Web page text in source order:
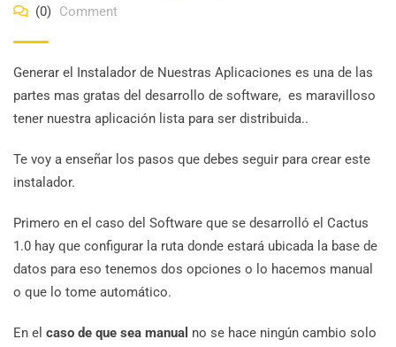
(0) Comment
Generar el Instalador de Nuestras Aplicaciones es una de las
partes mas gratas del desarrollo de software, es maravilloso
tener nuestra aplicación lista para ser distribuida..
Te voy a enseñar los pasos que debes seguir para crear este
instalador.
Primero en el caso del Software que se desarrolló el Cactus
1.0 hay que configurar la ruta donde estará ubicada la base de
datos para eso tenemos dos opciones o lo hacemos manual
o que lo tome automático.
En el caso de que sea manual no se hace ningún cambio solo